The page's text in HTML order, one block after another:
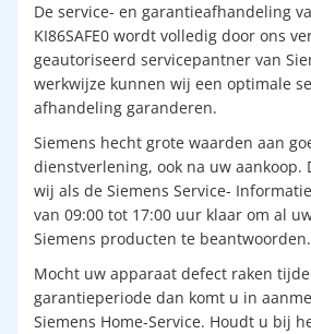
De service- en garantieafhandeling
KI86SAFE0 wordt volledig door ons
geautoriseerd servicepantner van
werkwijze kunnen wij een optimale
afhandeling garanderen.
Siemens hecht grote waarden aan
dienstverlening, ook na uw aankoop.
wij als de Siemens Service-
van 09:00 tot 17:00 uur klaar om al
Siemens producten te beantwoorden.
Mocht uw apparaat defect raken
garantieperiode dan komt u in
Siemens Home-Service. Houdt u bij